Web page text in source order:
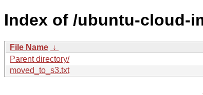
Index of /ubuntu-cloud-
File Name ↓
Parent directory/
moved_to_s3.txt